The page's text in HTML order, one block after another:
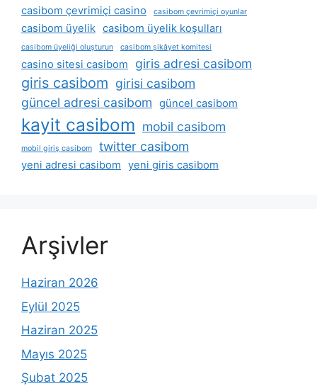
casibom çevrimiçi casino casibom çevrimiçi oyunlar
casibom üyelik casibom üyelik koşulları
casibom üyeliği oluşturun casibom şikâyet komitesi
casino sitesi casibom giris adresi casibom
giris casibom girisi casibom
güncel adresi casibom
güncel casibom
kayit casibom mobil casibom
mobil giriş casibom twitter casibom
yeni adresi casibom yeni giris casibom
Arşivler
Haziran 2026
Eylül 2025
Haziran 2025
Mayıs 2025
Şubat 2025